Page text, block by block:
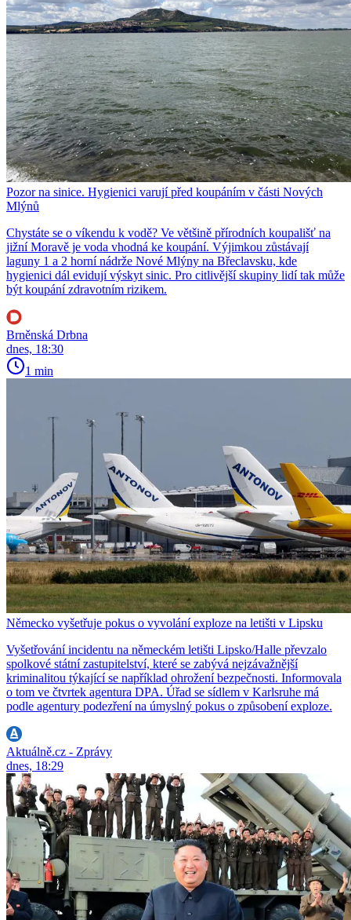
Pozor na sinice. Hygienici varují před koupáním v části Nových
Mlýnů
Chystáte se o víkendu k vodě? Ve většině přírodních koupališť na
jižní Moravě je voda vhodná ke koupání. Výjimkou zůstávají
laguny 1 a 2 horní nádrže Nové Mlýny na Břeclavsku, kde
hygienici dál evidují výskyt sinic. Pro citlivější skupiny lidí tak může
být koupání zdravotním rizikem.
Brněnská Drbna
dnes, 18:30
1 min
Německo vyšetřuje pokus o vyvolání exploze na letišti v Lipsku
Vyšetřování incidentu na německém letišti Lipsko/Halle převzalo
spolkové státní zastupitelství, které se zabývá nejzávažnější
kriminalitou týkající se například ohrožení bezpečnosti. Informovala
o tom ve čtvrtek agentura DPA. Úřad se sídlem v Karlsruhe má
podle agentury podezření na úmyslný pokus o způsobení exploze.
Aktuálně.cz - Zprávy
dnes, 18:29